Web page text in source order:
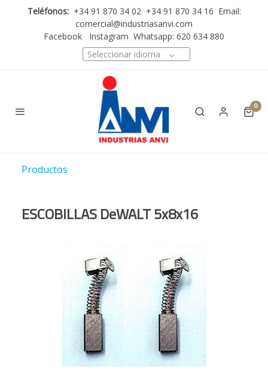
Teléfonos: +34 91 870 34 02 +34 91 870 34 16 Email:
comercial@industriasanvi.com
Facebook
Instagram Whatsapp: 620 634 880
Seleccionar idioma
0
Productos
ESCOBILLAS DeWALT 5x8x16